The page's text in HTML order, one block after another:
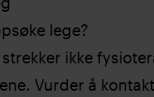
lege?
ikke
Vurder å